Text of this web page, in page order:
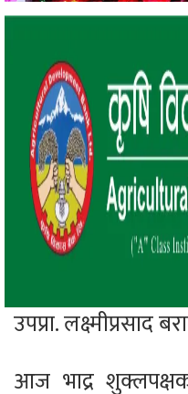
उपप्रा. लक्ष्मीप्रसाद
आज भाद्र